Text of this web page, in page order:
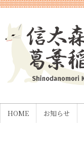
HOME お知らせ